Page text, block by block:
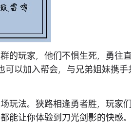
的玩家，他们不惧生死，勇往
以加入帮会，与兄弟姐妹携手
玩法。狭路相逢勇者胜，玩家
能让你体验到刀光剑影的快感。